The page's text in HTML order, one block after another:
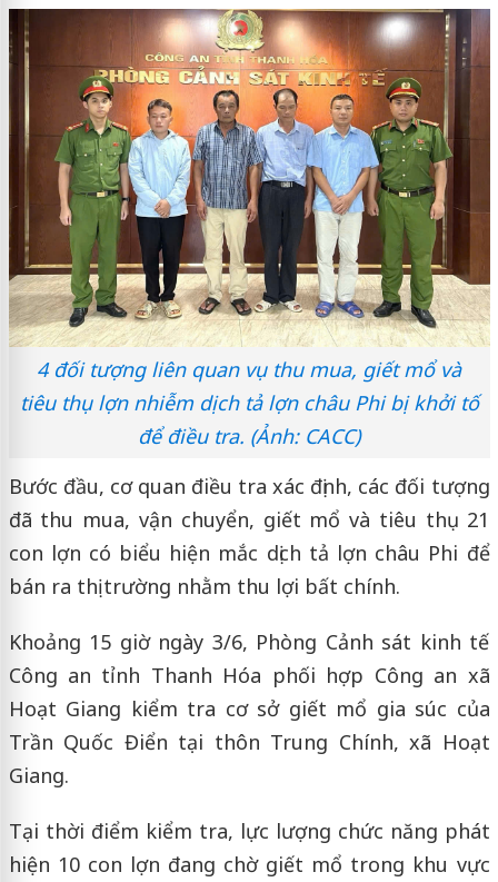
4 đối tượng liên quan vụ thu mua, giết mổ và
tiêu thụ lợn nhiễm dịch tả lợn châu Phi bị khởi tố
để điều tra. (Ảnh: CACC)
Bước đầu, cơ quan điều tra xác định, các đối tượng
đã thu mua, vận chuyển, giết mổ và tiêu thụ 21
con lợn có biểu hiện mắc dịch tả lợn châu Phi để
bán ra thị trường nhằm thu lợi bất chính.
Khoảng 15 giờ ngày 3/6, Phòng Cảnh sát kinh tế
Công an tỉnh Thanh Hóa phối hợp Công an xã
Hoạt Giang kiểm tra cơ sở giết mổ gia súc của
Trần Quốc Điển tại thôn Trung Chính, xã Hoạt
Giang.
Tại thời điểm kiểm tra, lực lượng chức năng phát
hiện 10 con lợn đang chờ giết mổ trong khu vực